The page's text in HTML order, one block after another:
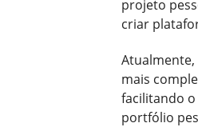
projeto
criar
mais
facilitando o
portfólio